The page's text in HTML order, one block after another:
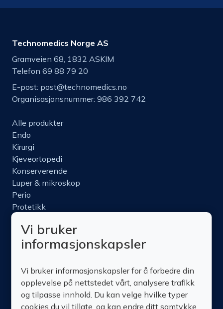
Technomedics Norge AS
Gramveien 68, 1832 ASKIM
Telefon 69 88 79 20
E-post: post@technomedics.no
Organisasjonsnummer: 986 392 742
Alle produkter
Endo
Kirurgi
Kjeveortopedi
Konserverende
Luper & mikroskop
Perio
Protetikk
Nettbutikk
Produktinfo
Om oss
Kontakt oss
Vi bruker
informasjonskapsler
Vi bruker informasjonskapsler for å forbedre din
opplevelse på nettstedet vårt, analysere trafikk
og tilpasse innhold. Du kan velge hvilke typer
cookies du vil tillate, og kan endre ditt samtykke